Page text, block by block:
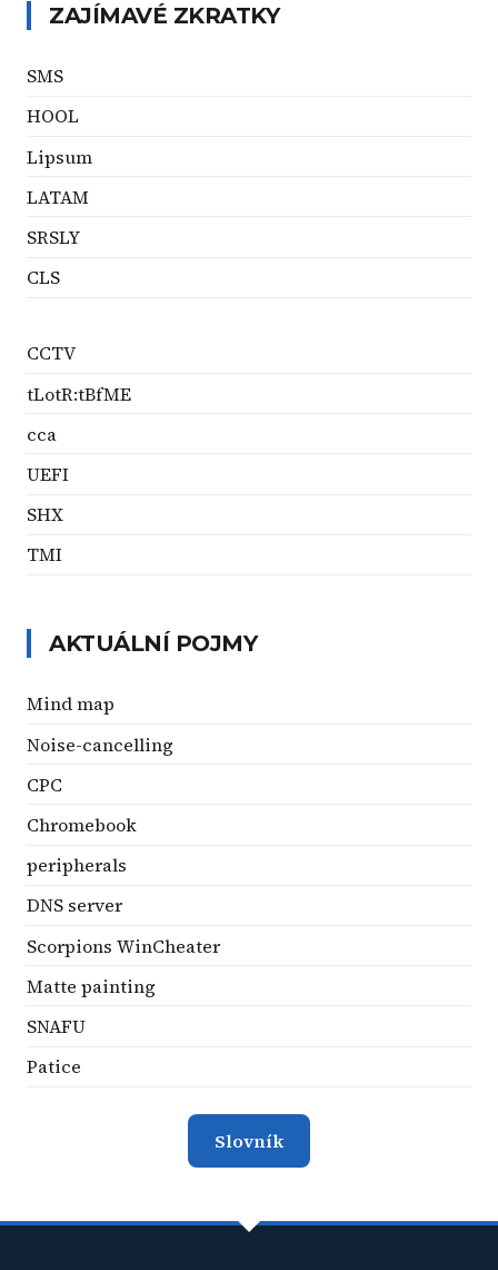
ZAJÍMAVÉ ZKRATKY
SMS
HOOL
Lipsum
LATAM
SRSLY
CLS
CCTV
tLotR:tBfME
cca
UEFI
SHX
TMI
AKTUÁLNÍ POJMY
Mind map
Noise-cancelling
CPC
Chromebook
peripherals
DNS server
Scorpions WinCheater
Matte painting
SNAFU
Patice
Slovník